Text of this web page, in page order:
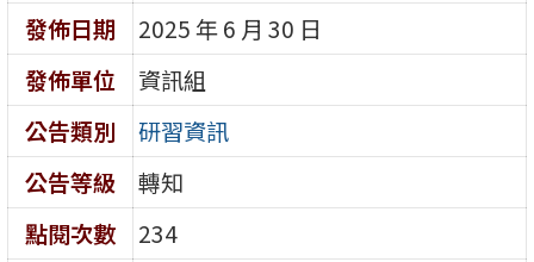
發佈日期
2025 年 6 月 30 日
發佈單位
資訊組
公告類別
研習資訊
公告等級
轉知
點閱次數
234